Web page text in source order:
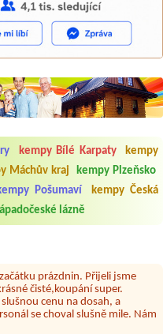
kempy Bílé Karpaty
kempy
Máchův kraj
kempy Plzeňsko
Pošumaví
kempy Česká
lázně
Kemp jako takový je pěkný.
papír i utěrky, což při
nás ale velice zklamalo byl
bezohlednost ostatních
jak na pouti- z každého koutu
prázdnin. Přijeli jsme
čisté,koupání super.
cenu na dosah, a
se choval slušně mile. Nám